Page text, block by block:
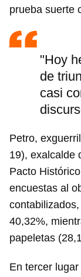
prueba suerte
"Hoy
de
casi
Petro,
19), exalcalde
Pacto
encuestas al
40,32%,
papeletas
En tercer